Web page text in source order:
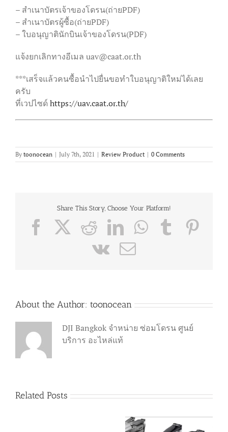
– สำเนาบัตรเจ้าของโดรน(ถ่ายPDF)
– สำเนาบัตรผู้ซื้อ(ถ่ายPDF)
– ใบอนุญาตินักบินเจ้าของโดรน(PDF)
แจ้งยกเลิกทางอีเมล uav@caat.or.th
***เสร็จแล้วคนซื้อนำไปยื่นขอทำใบอนุญาติใหม่ได้เลย
ครับ
ที่เวปไซด์ https://uav.caat.or.th/
By toonocean | July 7th, 2021 | Review Product | 0 Comments
Share This Story, Choose Your Platform!
Facebook
X RedditLinkedIn
WhatsApp
Tumblr
Vk Email
About the Author: toonocean
DJI Bangkok จำหน่าย ซ่อมโดรน ศูนย์
บริการ อะไหล่แท้
Related Posts